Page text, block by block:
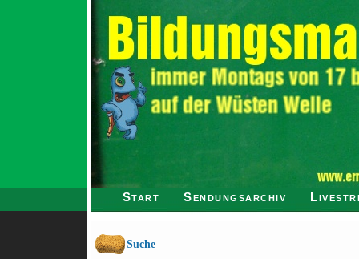
Start Sendungsarchiv
Suche